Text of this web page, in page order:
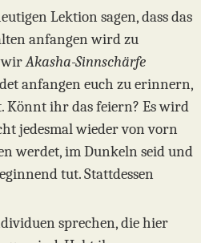
Lektion sagen, dass das
anfangen wird zu
wirAkasha-Sinnschärfe
anfangen euch zu erinnern,
Könnt ihr das feiern? Es wird
jedesmal wieder von vorn
werdet, im Dunkeln seid und
tut. Stattdessen
sprechen, die hier